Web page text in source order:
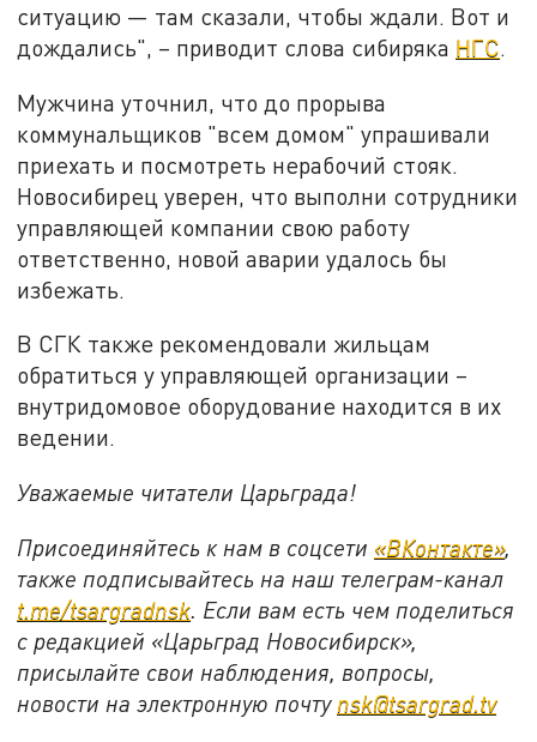
ситуацию — там сказали, чтобы ждали. Вот и
дождались", – приводит слова сибиряка НГС.
Мужчина уточнил, что до прорыва
коммунальщиков "всем домом" упрашивали
приехать и посмотреть нерабочий стояк.
Новосибирец уверен, что выполни сотрудники
управляющей компании свою работу
ответственно, новой аварии удалось бы
избежать.
В СГК также рекомендовали жильцам
обратиться у управляющей организации –
внутридомовое оборудование находится в их
ведении.
Уважаемые читатели Царьграда!
Присоединяйтесь к нам в соцсети «ВКонтакте»,
также подписывайтесь на наш телеграм-канал
t.me/tsargradnsk . Если вам есть чем поделиться
с редакцией «Царьград Новосибирск»,
присылайте свои наблюдения, вопросы,
новости на электронную почту nsk@tsargrad.tv